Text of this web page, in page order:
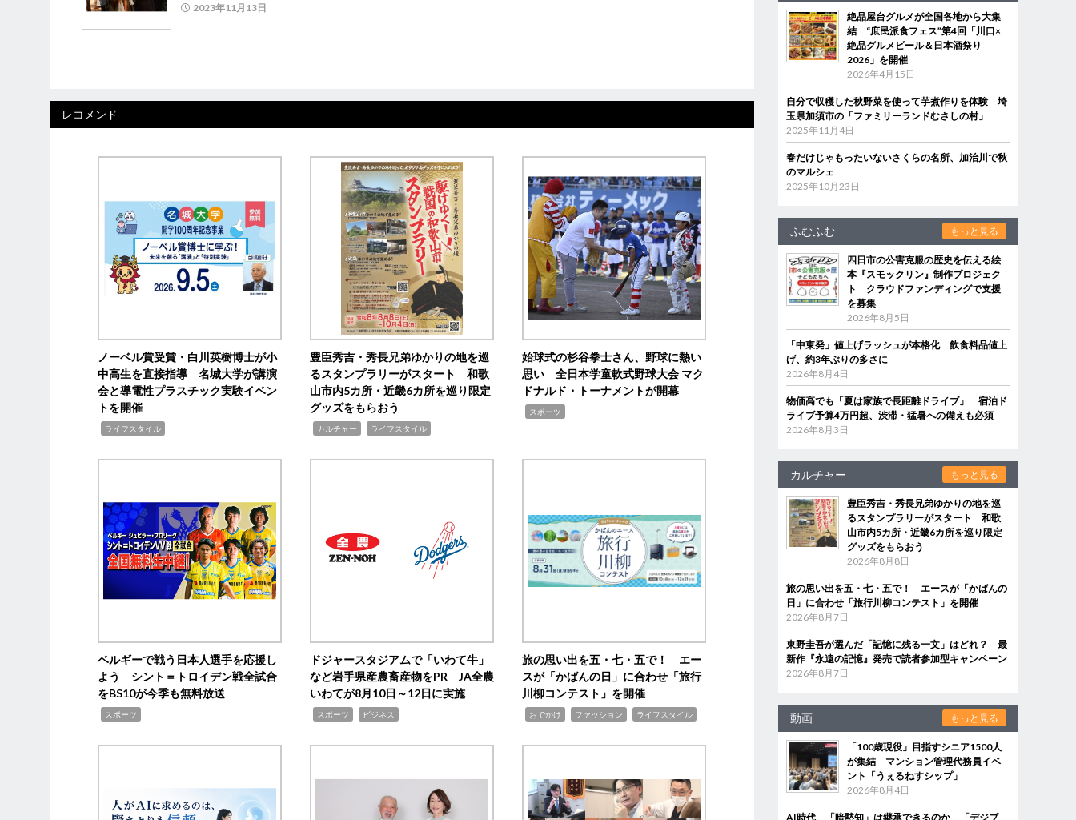
2023年11月13日
レコメンド
ノーベル賞受賞・白川英樹博士が小
中高生を直接指導 名城大学が講演
会と導電性プラスチック実験イベン
トを開催
ライフスタイル
豊臣秀吉・秀長兄弟ゆかりの地を巡
るスタンプラリーがスタート 和歌
山市内5カ所・近畿6カ所を巡り限定
グッズをもらおう
カルチャー ライフスタイル
始球式の杉谷拳士さん、野球に熱い
思い 全日本学童軟式野球大会 マク
ドナルド・トーナメントが開幕
スポーツ
ベルギーで戦う日本人選手を応援し
よう シント＝トロイデン戦全試合
をBS10が今季も無料放送
スポーツ
ドジャースタジアムで「いわて牛」
など岩手県産農畜産物をPR JA全農
いわてが8月10日～12日に実施
スポーツ ビジネス
旅の思い出を五・七・五で！ エー
スが「かばんの日」に合わせ「旅行
川柳コンテスト」を開催
おでかけ ファッション ライフスタイル
絶品屋台グルメが全国各地から大集
結 “庶民派食フェス”第4回「川口×
絶品グルメビール＆日本酒祭り
2026」を開催
2026年4月15日
自分で収穫した秋野菜を使って芋煮作りを体験 埼
玉県加須市の「ファミリーランドむさしの村」
2025年11月4日
春だけじゃもったいないさくらの名所、加治川で秋
のマルシェ
2025年10月23日
ふむふむ もっと見る
四日市の公害克服の歴史を伝える絵
本『スモックリン』制作プロジェク
ト クラウドファンディングで支援
を募集
2026年8月5日
「中東発」値上げラッシュが本格化 飲食料品値上
げ、約3年ぶりの多さに
2026年8月4日
物価高でも「夏は家族で長距離ドライブ」 宿泊ド
ライブ予算4万円超、渋滞・猛暑への備えも必須
2026年8月3日
カルチャー もっと見る
豊臣秀吉・秀長兄弟ゆかりの地を巡
るスタンプラリーがスタート 和歌
山市内5カ所・近畿6カ所を巡り限定
グッズをもらおう
2026年8月8日
旅の思い出を五・七・五で！ エースが「かばんの
日」に合わせ「旅行川柳コンテスト」を開催
2026年8月7日
東野圭吾が選んだ「記憶に残る一文」はどれ？ 最
新作『永遠の記憶』発売で読者参加型キャンペーン
2026年8月7日
動画 もっと見る
「100歳現役」目指すシニア1500人
が集結 マンション管理代務員イベ
ント「うぇるねすシップ」
2026年8月4日
AI時代、「暗黙知」は継承できるのか 「デジブ